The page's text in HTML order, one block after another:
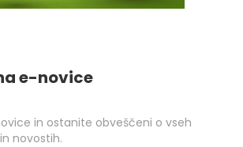
e-novice
in ostanite obveščeni o vseh
novostih.